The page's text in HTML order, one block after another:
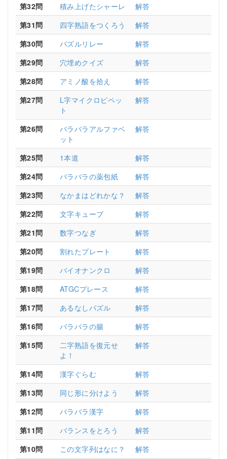
第32問 積み上げたシャーレ
解答
第31問
四字熟語をつくろう
解答
第30問
パズルリレー
解答
第29問
穴埋めクイズ
解答
第28問
アミノ酸を拾え
解答
第27問
L字マイクロピペッ
ト
解答
第26問
バラバラアルファベ
ット
解答
第25問 1本道
解答
第24問
バラバラの薬包紙
解答
第23問
なかまはどれかな？
解答
第22問
文字キューブ
解答
第21問
数字つなぎ
解答
第20問
割れたプレート
解答
第19問
バイオナンクロ
解答
第18問
ATGCプレース
解答
第17問
あるなしパズル
解答
第16問
バラバラの腸
解答
第15問
二字熟語を復元せ
よ！
解答
第14問 漢字ぐらむ
解答
第13問
同じ形に分けよう
解答
第12問
バラバラ漢字
解答
第11問
バランスをとろう
解答
第10問
この文字列はなに？
解答